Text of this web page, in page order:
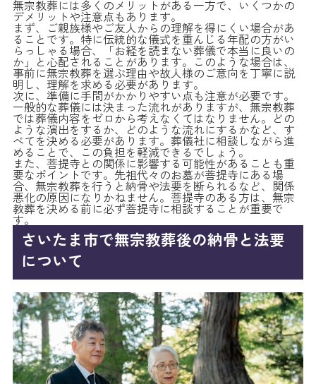
無宗教葬には多くのメリットがある一方で、いくつかの
デメリットや注意点もあります。
まず、ご親族様やご友人からの理解を得にくい場合があ
ることです。特に伝統的な儀式を重んじる年配の方がい
らっしゃる場合、「お経を読まない葬儀で本当に良いの
か」と心配されることがあります。このような場合は、
事前に無宗教葬を選ぶ理由や故人様のご意向を丁寧に説
明し、理解を求める必要があります。
次に、準備に手間がかかりやすい点も注意が必要です。
一般的な葬儀には決まった流れがありますが、無宗教葬
では葬儀内容をゼロから考えなくてはなりません。どの
ような演出をするか、どのような流れにするかなど、す
べてを決める必要があります。葬儀社に相談しながら進
めることで、この負担を軽減できるでしょう。
また、菩提寺との関係に影響する可能性があることも重
要なポイントです。先祖代々のお墓が菩提寺にある場
合、無宗教葬を行うと納骨や法要を断られるなど、関係
悪化の原因になりかねません。菩提寺のある方は、無宗
教葬を決める前に必ず菩提寺に相談することが重要で
す。
さいたま市で無宗教葬後の納骨と法要
について